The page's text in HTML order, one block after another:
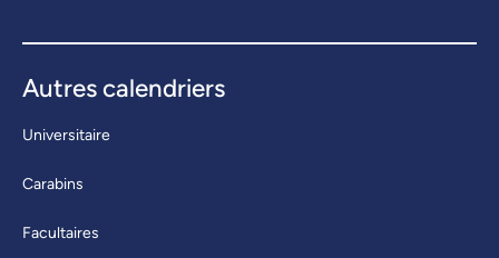
Autres calendriers
Universitaire
Carabins
Facultaires